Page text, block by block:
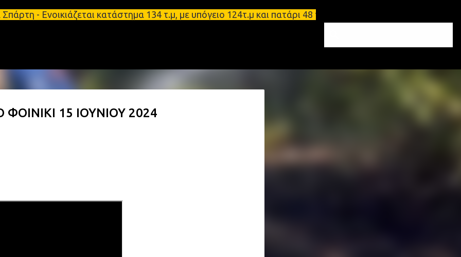
Μετάβαση στο κύριο περιεχόμενο
κατάστημα 134 τ.μ, με υπόγειο 124τ.μ και πατάρι 48 τ.μ Σπάρτη - Ενοικιάζεται
15 ΙΟΥΝΙΟΥ 2024